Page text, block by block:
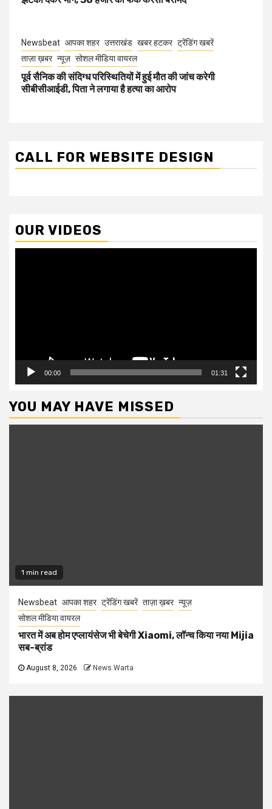
Newsbeat आपका शहर उत्तराखंड खबर हटकर ट्रेंडिंग खबरें
ताज़ा ख़बर न्यूज़ सोशल मीडिया वायरल
पूर्व सैनिक की संदिग्ध परिस्थितियों में हुई मौत की जांच करेगी
सीबीसीआईडी, पिता ने लगाया है हत्या का आरोप
CALL FOR WEBSITE DESIGN
OUR VIDEOS
00:00 01:31
YOU MAY HAVE MISSED
1 min read
Newsbeat आपका शहर ट्रेंडिंग खबरें ताज़ा ख़बर न्यूज़
सोशल मीडिया वायरल
भारत में अब होम एप्लायंसेज भी बेचेगी Xiaomi, लॉन्च किया नया Mijia
सब-ब्रांड
August 8, 2026 News Warta